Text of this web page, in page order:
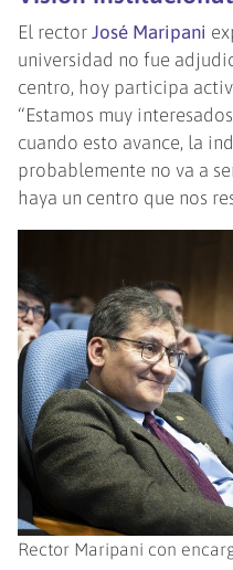
El rectorJosé Maripani
universidad no fue
centro, hoy participa
“Estamos muy
cuando esto avance, la
probablemente no va a
haya un centro que nos
Rector Maripani con